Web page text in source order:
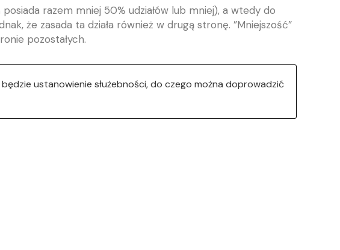
razem mniej 50% udziałów lub mniej), a wtedy do
że zasada ta działa również w drugą stronę. ”Mniejszość”
pozostałych.
ustanowienie służebności, do czego można doprowadzić